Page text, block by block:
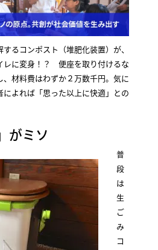
るコンポスト（堆肥化装置）が、
レに変身！？ 便座を取り付けるな
、材料費はわずか２万数千円。気に
よれば「思った以上に快適」との
がミソ
普
段
は
生
ご
み
コ